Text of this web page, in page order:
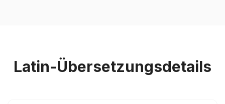
Latin-Übersetzungsdetails